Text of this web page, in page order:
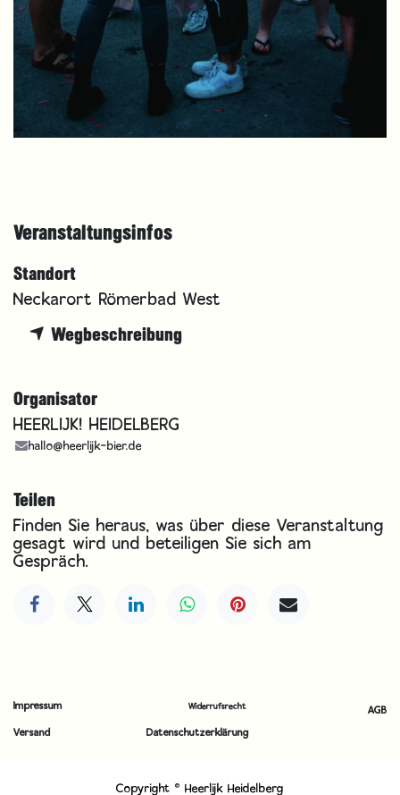
Veranstaltungsinfos
Standort
Neckarort Römerbad West
Wegbeschreibung
Organisator
HEERLIJK! HEIDELBERG
hallo@heerlijk-bier.de
Teilen
Finden Sie heraus, was über diese Veranstaltung
gesagt wird und beteiligen Sie sich am
Gespräch.
Impressum
Versand
Widerrufsrecht
Datenschutzerklärung
AGB
Copyright © Heerlijk Heidelberg